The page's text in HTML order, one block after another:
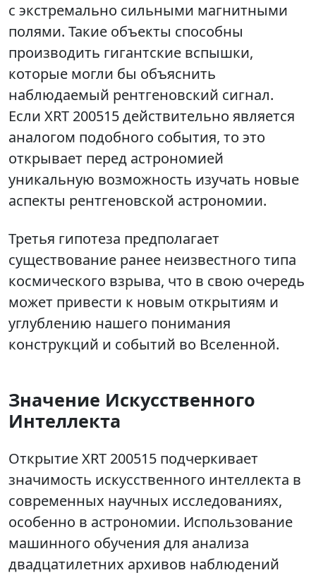
с экстремально сильными магнитными
полями. Такие объекты способны
производить гигантские вспышки,
которые могли бы объяснить
наблюдаемый рентгеновский сигнал.
Если XRT 200515 действительно является
аналогом подобного события, то это
открывает перед астрономией
уникальную возможность изучать новые
аспекты рентгеновской астрономии.
Третья гипотеза предполагает
существование ранее неизвестного типа
космического взрыва, что в свою очередь
может привести к новым открытиям и
углублению нашего понимания
конструкций и событий во Вселенной.
Значение Искусственного
Интеллекта
Открытие XRT 200515 подчеркивает
значимость искусственного интеллекта в
современных научных исследованиях,
особенно в астрономии. Использование
машинного обучения для анализа
двадцатилетних архивов наблюдений